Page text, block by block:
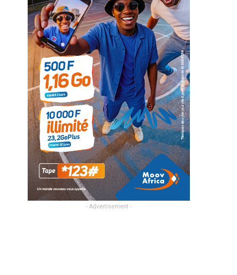
- Advertisement -